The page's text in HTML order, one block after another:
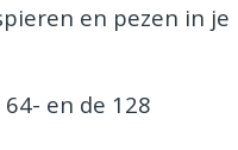
en pezen in je
en de 128